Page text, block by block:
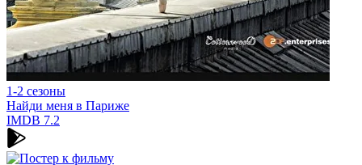
1-2 сезоны
Найди меня в Париже
IMDB 7.2